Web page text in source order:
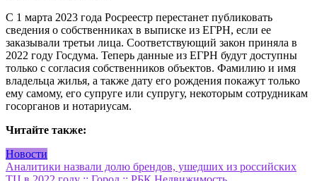
С 1 марта 2023 года Росреестр перестанет публиковать
сведения о собственниках в выписке из ЕГРН, если ее
заказывали третьи лица. Соответствующий закон приняла в
2022 году Госдума. Теперь данные из ЕГРН будут доступны
только с согласия собственников объектов. Фамилию и имя
владельца жилья, а также дату его рождения покажут только
ему самому, его супруге или супругу, некоторым сотрудникам
госорганов и нотариусам.
Читайте также:
Новости
Навигация
Аналитики назвали долю брендов, ушедших из российских